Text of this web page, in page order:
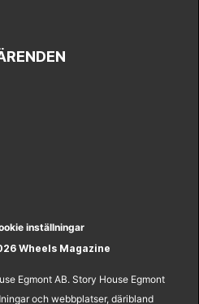
inställningar
Wheels Magazine
Egmont AB. Story House Egmont
och webbplatser, däribland